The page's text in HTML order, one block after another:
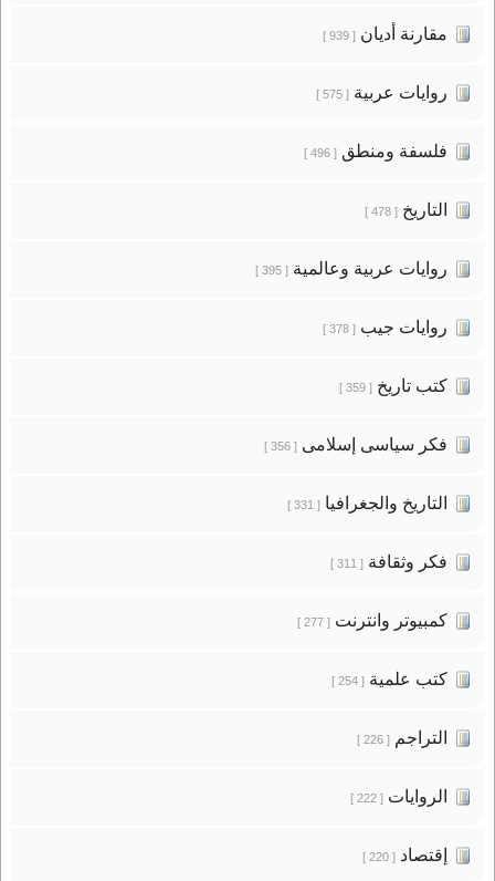
مقارنة أديان[ 939 ]
روايات عربية[ 575 ]
فلسفة ومنطق[ 496 ]
التاريخ[ 478 ]
روايات عربية وعالمية[ 395 ]
روايات جيب[ 378 ]
كتب تاريخ[ 359 ]
فكر سياسى إسلامى[ 356 ]
التاريخ والجغرافيا[ 331 ]
فكر وثقافة[ 311 ]
كمبيوتر وانترنت[ 277 ]
كتب علمية[ 254 ]
التراجم[ 226 ]
الروايات[ 222 ]
إقتصاد[ 220 ]